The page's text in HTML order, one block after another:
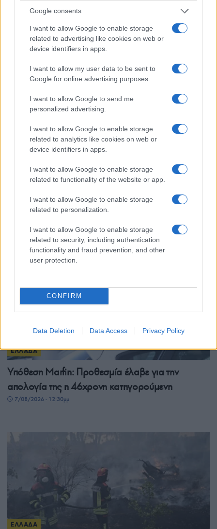
Google consents
I want to allow Google to enable storage
related to advertising like cookies on web or
device identifiers in apps.
I want to allow my user data to be sent to
Google for online advertising purposes.
I want to allow Google to send me
personalized advertising.
I want to allow Google to enable storage
related to analytics like cookies on web or
device identifiers in apps.
I want to allow Google to enable storage
related to functionality of the website or app.
I want to allow Google to enable storage
related to personalization.
I want to allow Google to enable storage
related to security, including authentication
functionality and fraud prevention, and other
user protection.
CONFIRM
Data Deletion Data Access Privacy Policy
δενδρύλλια κάνναβης εντοπίστηκε σε δύσβατη
δασική περιοχή στη Φθιώτιδα
7/08/2026 - 1:32μμ
Σέρρες: Βίντεο-ντοκουμέντο από το τροχαίο που
κόστισε τη ζωή μητέρας και γιου – Η στιγμή της
σφοδρής σύγκρουσης
7/08/2026 - 12:59μμ
ΕΛΛΑΔΑ
Υπόθεση Marfin: Προθεσμία έλαβε για την
απολογία της η 46χρονη κατηγορούμενη
7/08/2026 - 12:30μμ
ΕΛΛΑΔΑ